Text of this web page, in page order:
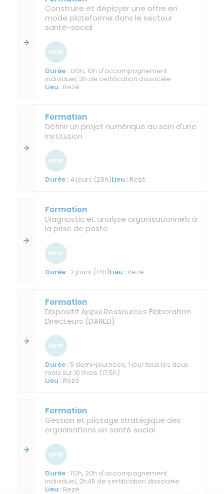
Construire et déployer une offre en
mode plateforme dans le secteur
santé-social
120h, 10h d'accompagnement
individuel, 2h de certification dissociée
Rezé
Définir un projet numérique au sein d'une
institution
4 jours (28h) Rezé
Diagnostic et analyse organisationnels à
la prise de poste
2 jours (14h) Rezé
Dispositif Appui Ressources Élaboration
Directeurs (DARED)
5 demi-journées, 1 jour tous les deux
mois sur 10 mois (17,5h)
Rezé
Gestion et pilotage stratégique des
organisations en santé social
112h, 20h d'accompagnement
individuel, 2h45 de certification dissociée
Rezé